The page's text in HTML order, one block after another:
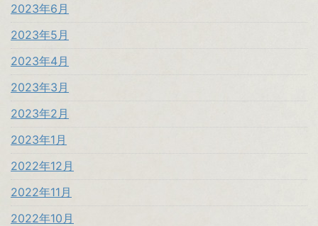
2023年6月
2023年5月
2023年4月
2023年3月
2023年2月
2023年1月
2022年12月
2022年11月
2022年10月